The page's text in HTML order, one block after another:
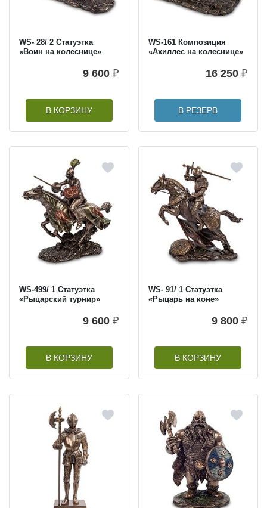
WS- 28/ 2 Статуэтка
«Воин на колеснице»
9 600 ₽
В КОРЗИНУ
WS-161 Композиция
«Ахиллес на колеснице»
16 250 ₽
В РЕЗЕРВ
WS-499/ 1 Статуэтка
«Рыцарский турнир»
9 600 ₽
В КОРЗИНУ
WS- 91/ 1 Статуэтка
«Рыцарь на коне»
9 800 ₽
В КОРЗИНУ